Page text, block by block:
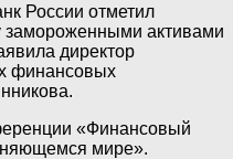
России отметил
замороженными активами
директор
финансовых
«Финансовый
мире».